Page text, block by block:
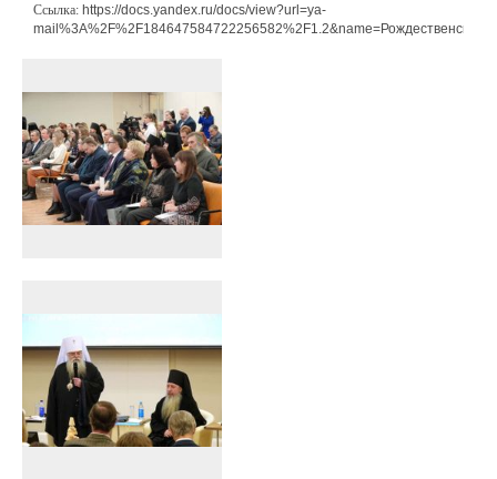
Ссылка: https://docs.yandex.ru/docs/view?url=ya-